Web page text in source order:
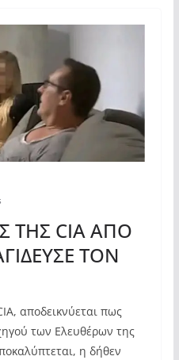
ΤΗΣ CIA ΑΠΟ
ΤΟΝ
αποδεικνύεται πως
των Ελευθέρων της
η δήθεν